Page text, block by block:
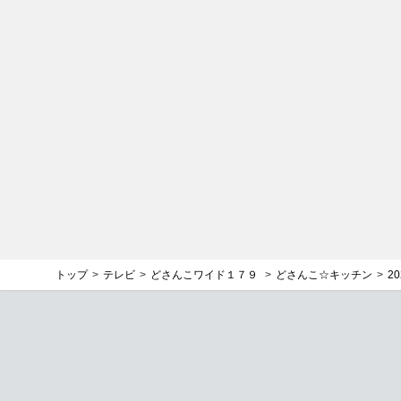
トップ テレビ どさんこワイド１７９ どさんこ☆キッチン